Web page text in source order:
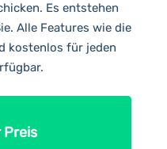
Es entstehen
Alle Features wie die
kostenlos für jeden
Preis